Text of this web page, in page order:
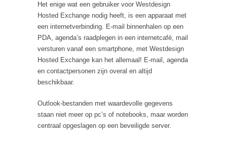
Het enige wat een gebruiker voor Westdesign
Hosted Exchange nodig heeft, is een apparaat met
een internetverbinding. E-mail binnenhalen op een
PDA, agenda’s raadplegen in een internetcafé, mail
versturen vanaf een smartphone, met Westdesign
Hosted Exchange kan het allemaal! E-mail, agenda
en contactpersonen zijn overal en altijd
beschikbaar.
Outlook-bestanden met waardevolle gegevens
staan niet meer op pc’s of notebooks, maar worden
centraal opgeslagen op een beveiligde server.